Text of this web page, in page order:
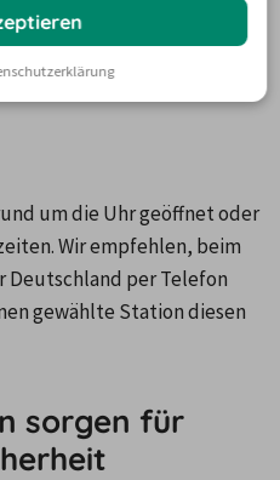
um die Uhr geöffnet oder
Wir empfehlen, beim
Deutschland per Telefon
gewählte Station diesen
sorgen für